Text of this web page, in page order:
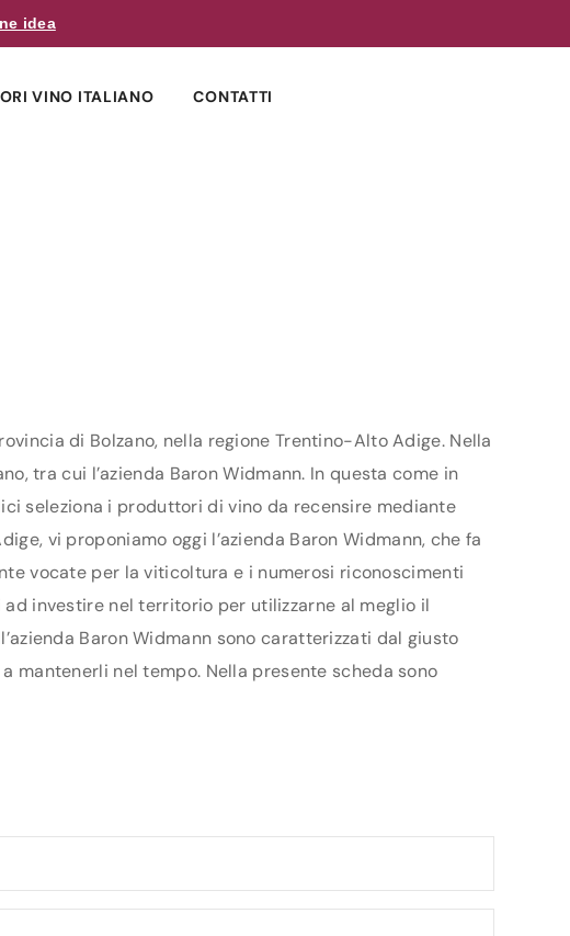
idea
VINO ITALIANO CONTATTI
di Bolzano, nella regione Trentino-Alto Adige. Nella
tra cui l’azienda Baron Widmann. In questa come in
seleziona i produttori di vino da recensire mediante
vi proponiamo oggi l’azienda Baron Widmann, che fa
vocate per la viticoltura e i numerosi riconoscimenti
investire nel territorio per utilizzarne al meglio il
Baron Widmann sono caratterizzati dal giusto
mantenerli nel tempo. Nella presente scheda sono